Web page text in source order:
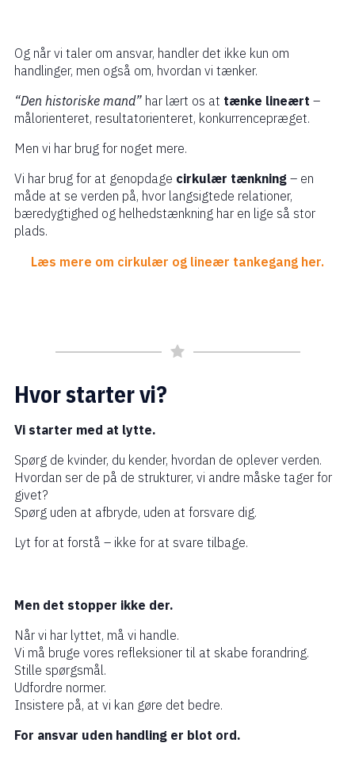
Og når vi taler om ansvar, handler det ikke kun om
handlinger, men også om, hvordan vi tænker.
“Den historiske mand” har lært os at tænke lineært –
målorienteret, resultatorienteret, konkurrencepræget.
Men vi har brug for noget mere.
Vi har brug for at genopdage cirkulær tænkning – en
måde at se verden på, hvor langsigtede relationer,
bæredygtighed og helhedstænkning har en lige så stor
plads.
Læs mere om cirkulær og lineær tankegang her.
Hvor starter vi?
Vi starter med at lytte.
Spørg de kvinder, du kender, hvordan de oplever verden.
Hvordan ser de på de strukturer, vi andre måske tager for
givet?
Spørg uden at afbryde, uden at forsvare dig.
Lyt for at forstå – ikke for at svare tilbage.
Men det stopper ikke der.
Når vi har lyttet, må vi handle.
Vi må bruge vores refleksioner til at skabe forandring.
Stille spørgsmål.
Udfordre normer.
Insistere på, at vi kan gøre det bedre.
For ansvar uden handling er blot ord.